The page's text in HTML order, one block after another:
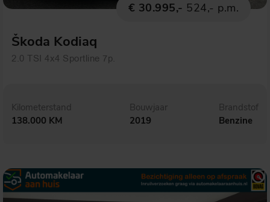
€ 30.995,- 524,- p.m.
Škoda Kodiaq
2.0 TSI 4x4 Sportline 7p.
Kilometerstand
138.000 KM
Bouwjaar
2019
Brandstof
Benzine